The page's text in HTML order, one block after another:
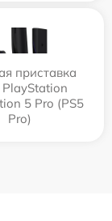
приставка
PlayStation
5 Pro (PS5
Pro)